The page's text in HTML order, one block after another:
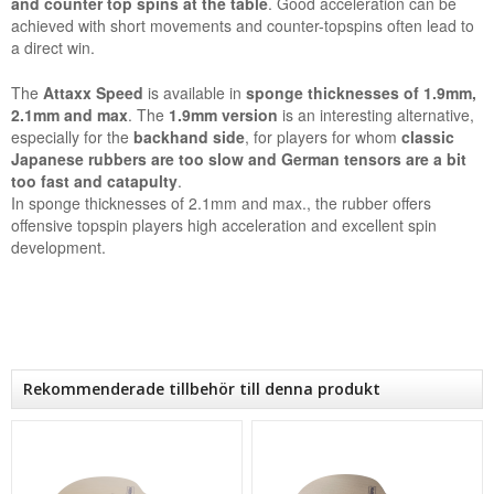
achieved with short movements and counter-topspins often lead to
a direct win.
The Attaxx Speed is available in sponge thicknesses of 1.9mm,
2.1mm and max. The 1.9mm version is an interesting alternative,
especially for the backhand side, for players for whom classic
Japanese rubbers are too slow and German tensors are a bit
too fast and catapulty.
In sponge thicknesses of 2.1mm and max., the rubber offers
offensive topspin players high acceleration and excellent spin
development.
Rekommenderade tillbehör till denna produkt